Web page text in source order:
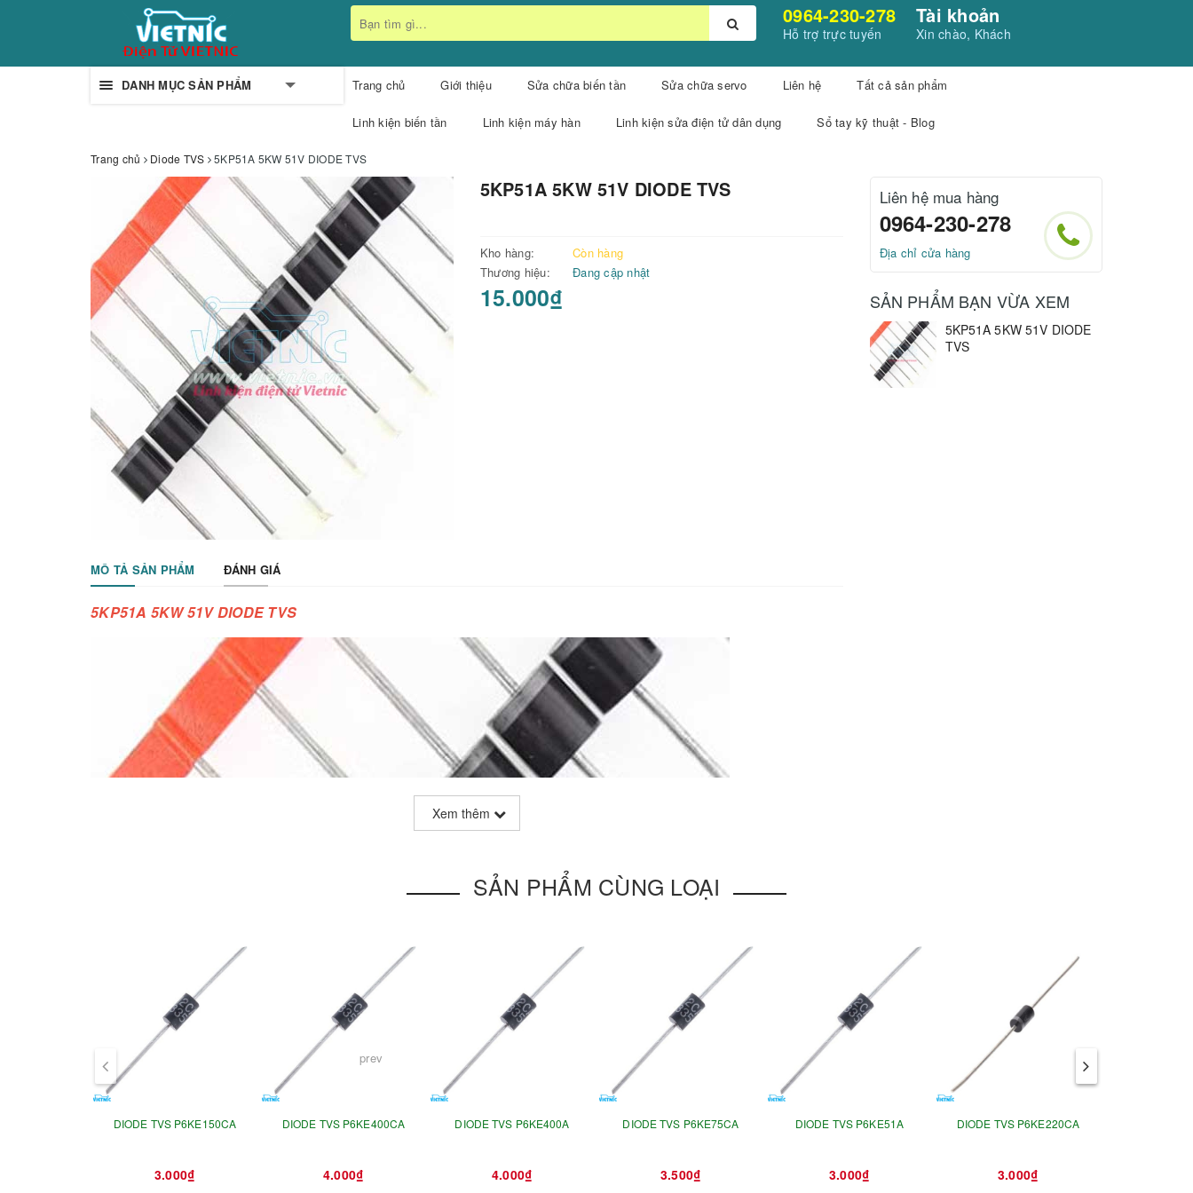
0964-230-278
Hỗ trợ trực tuyến
Tài khoản
Xin chào, Khách
DANH MỤC SẢN PHẨM Trang chủ Giới thiệu Sửa chữa biến tần Sửa chữa servo Liên hệ Tất cả sản phẩm
Linh kiện biến tần Linh kiện máy hàn Linh kiện sửa điện tử dân dụng Sổ tay kỹ thuật - Blog
Trang chủ Diode TVS 5KP51A 5KW 51V DIODE TVS
5KP51A 5KW 51V DIODE TVS
Kho hàng:
Còn hàng
Thương hiệu:
Đang cập nhật
15.000₫
MÔ TẢ SẢN PHẨM ĐÁNH GIÁ
5KP51A 5KW 51V DIODE TVS
Xem thêm
Liên hệ mua hàng
0964-230-278
Địa chỉ cửa hàng
SẢN PHẨM BẠN VỪA XEM
5KP51A 5KW 51V DIODE
TVS
SẢN PHẨM CÙNG LOẠI
DIODE TVS P6KE150CA
3.000₫
DIODE TVS P6KE400CA
4.000₫
DIODE TVS P6KE400A
4.000₫
DIODE TVS P6KE75CA
3.500₫
DIODE TVS P6KE51A
3.000₫
DIODE TVS P6KE220CA
3.000₫
prev